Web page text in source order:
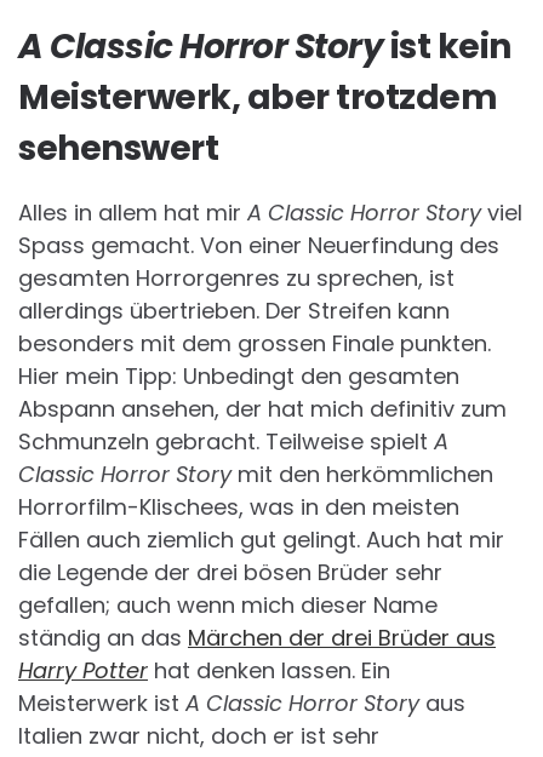
A Classic Horror Storyist kein
Meisterwerk, aber trotzdem
sehenswert
Alles in allem hat mir A Classic Horror Storyviel
Spass gemacht. Von einer Neuerfindung des
gesamten Horrorgenres zu sprechen, ist
allerdings übertrieben. Der Streifen kann
besonders mit dem grossen Finale punkten.
Hier mein Tipp: Unbedingt den gesamten
Abspann ansehen, der hat mich definitiv zum
Schmunzeln gebracht. Teilweise spielt A
Classic Horror Storymit den herkömmlichen
Horrorfilm-Klischees, was in den meisten
Fällen auch ziemlich gut gelingt. Auch hat mir
die Legende der drei bösen Brüder sehr
gefallen; auch wenn mich dieser Name
ständig an das Märchen der drei Brüder aus
Harry Potter hat denken lassen. Ein
Meisterwerk ist A Classic Horror Storyaus
Italien zwar nicht, doch er ist sehr